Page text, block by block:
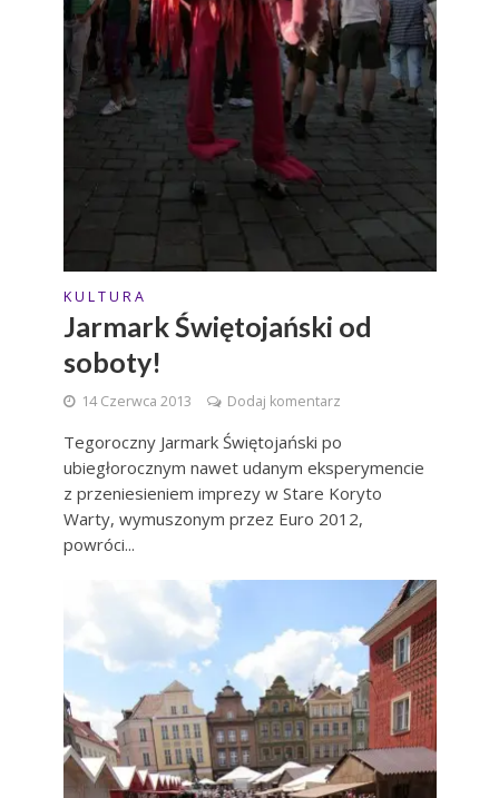
K U L T U R A
Jarmark Świętojański od
soboty!
14 Czerwca 2013 Dodaj komentarz
Tegoroczny Jarmark Świętojański po
ubiegłorocznym nawet udanym eksperymencie
z przeniesieniem imprezy w Stare Koryto
Warty, wymuszonym przez Euro 2012,
powróci...